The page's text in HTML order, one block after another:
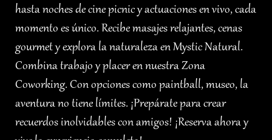
hasta noches de cine picnic y actuaciones en vivo, cada
momento es único. Recibe masajes relajantes, cenas
gourmet y explora la naturaleza en Mystic Natural.
Combina trabajo y placer en nuestra Zona
Coworking. Con opciones como paintball, museo, la
aventura no tiene límites. ¡Prepárate para crear
recuerdos inolvidables con amigos! ¡Reserva ahora y